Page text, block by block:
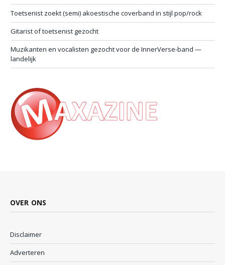
Toetsenist zoekt (semi) akoestische coverband in stijl pop/rock
Gitarist of toetsenist gezocht
Muzikanten en vocalisten gezocht voor de InnerVerse-band —
landelijk
OVER ONS
Disclaimer
Adverteren